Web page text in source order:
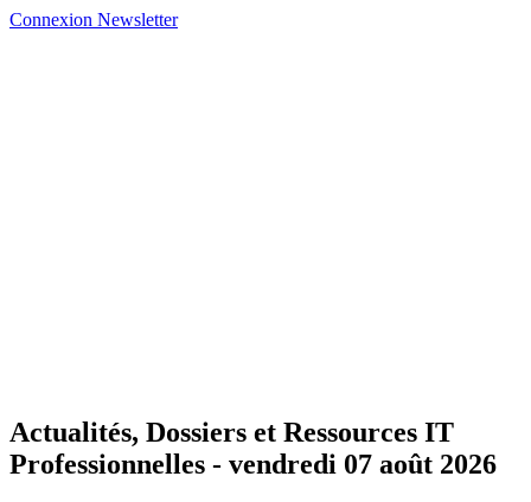
Connexion Newsletter
Actualités, Dossiers et Ressources IT
Professionnelles - vendredi 07 août 2026